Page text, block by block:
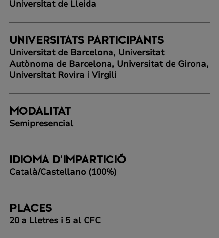
Universitat de Lleida
UNIVERSITATS PARTICIPANTS
Universitat de Barcelona, Universitat
Autònoma de Barcelona, Universitat de Girona,
Universitat Rovira i Virgili
MODALITAT
Semipresencial
IDIOMA D'IMPARTICIÓ
Català/Castellano (100%)
PLACES
20 a Lletres i 5 al CFC